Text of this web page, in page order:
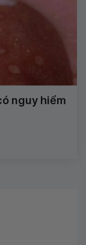
nguy hiểm